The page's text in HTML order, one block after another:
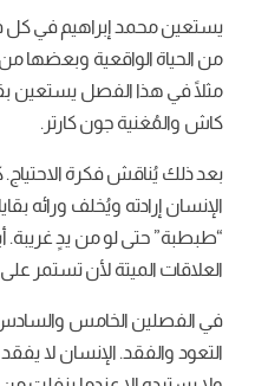
يستعين محمد إبراهيم في
من الحياة الواقعية وبعضها
مثلًا في هذا الفصل يستعين
كاش والمُغنية جون كارتر.
بعد ذلك يُناقش فكرة
الإنسان إرادته ويُخلف ورائه
“طبطبة” حتى لو من يدٍ
العلاقات الميتة لأن تستمر
في الفصلين الخامس
التعود والفقد. الإنسان لا